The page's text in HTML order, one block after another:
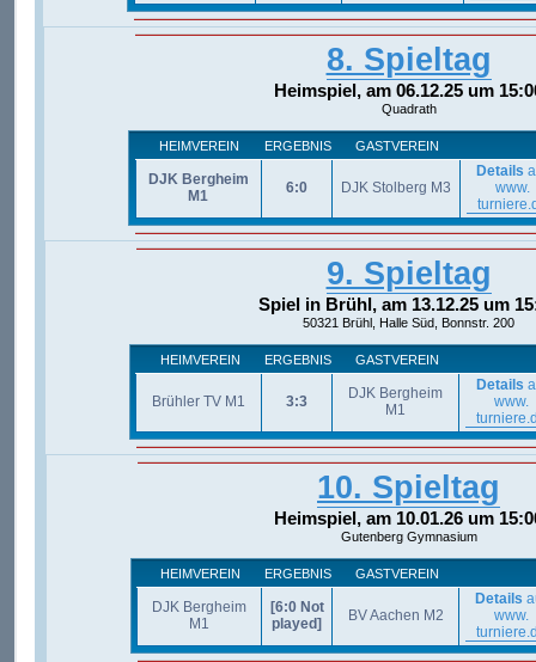
8. Spieltag
Heimspiel, am 06.12.25 um
Quadrath
HEIMVEREIN ERGEBNIS GASTVEREIN
DJK Bergheim
M1
6:0 DJK Stolberg M3
Details
www.
9. Spieltag
Spiel in Brühl, am 13.12.25 um
50321 Brühl, Halle Süd, Bonnstr. 200
HEIMVEREIN ERGEBNIS GASTVEREIN
Brühler TV M1 3:3
DJK Bergheim
M1
Details
www.
10. Spieltag
Heimspiel, am 10.01.26 um
Gutenberg Gymnasium
HEIMVEREIN ERGEBNIS GASTVEREIN
DJK Bergheim
M1
[6:0 Not
played]
BV Aachen M2
Details
www.